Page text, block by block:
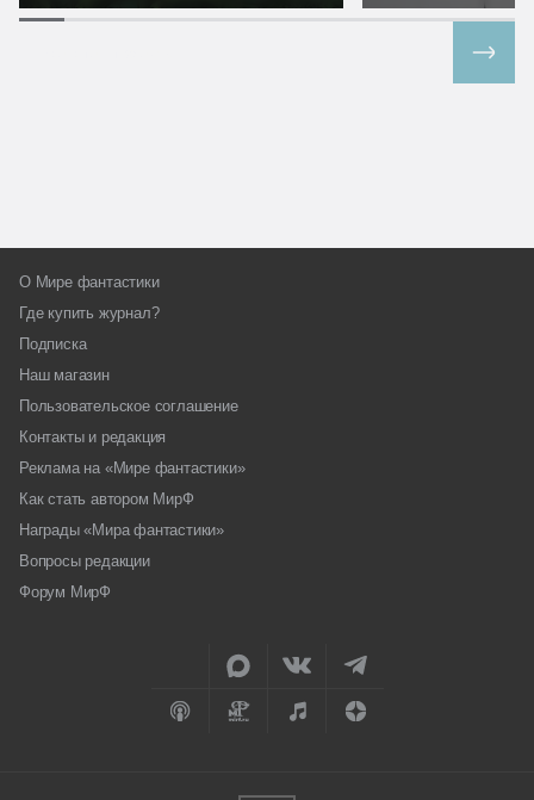
О Мире фантастики
Где купить журнал?
Подписка
Наш магазин
Пользовательское соглашение
Контакты и редакция
Реклама на «Мире фантастики»
Как стать автором МирФ
Награды «Мира фантастики»
Вопросы редакции
Форум МирФ